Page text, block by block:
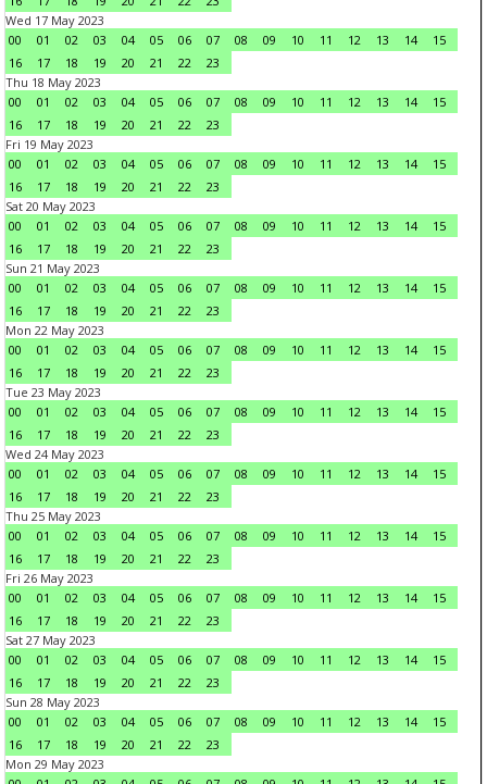
Wed 17 May 2023
00
01 02 03 04 05 06 07 08 09 10 11 12 13 14
15
16
17 18 19 20 21 22
23
Thu 18 May 2023
00
01 02 03 04 05 06 07 08 09 10 11 12 13 14
15
16
17 18 19 20 21 22
23
Fri 19 May 2023
00
01 02 03 04 05 06 07 08 09 10 11 12 13 14
15
16
17 18 19 20 21 22
23
Sat 20 May 2023
00
01 02 03 04 05 06 07 08 09 10 11 12 13 14
15
16
17 18 19 20 21 22
23
Sun 21 May 2023
00
01 02 03 04 05 06 07 08 09 10 11 12 13 14
15
16
17 18 19 20 21 22
23
Mon 22 May 2023
00
01 02 03 04 05 06 07 08 09 10 11 12 13 14
15
16
17 18 19 20 21 22
23
Tue 23 May 2023
00
01 02 03 04 05 06 07 08 09 10 11 12 13 14
15
16
17 18 19 20 21 22
23
Wed 24 May 2023
00
01 02 03 04 05 06 07 08 09 10 11 12 13 14
15
16
17 18 19 20 21 22
23
Thu 25 May 2023
00
01 02 03 04 05 06 07 08 09 10 11 12 13 14
15
16
17 18 19 20 21 22
23
Fri 26 May 2023
00
01 02 03 04 05 06 07 08 09 10 11 12 13 14
15
16
17 18 19 20 21 22
23
Sat 27 May 2023
00
01 02 03 04 05 06 07 08 09 10 11 12 13 14
15
16
17 18 19 20 21 22
23
Sun 28 May 2023
00
01 02 03 04 05 06 07 08 09 10 11 12 13 14
15
16
17 18 19 20 21 22
23
Mon 29 May 2023